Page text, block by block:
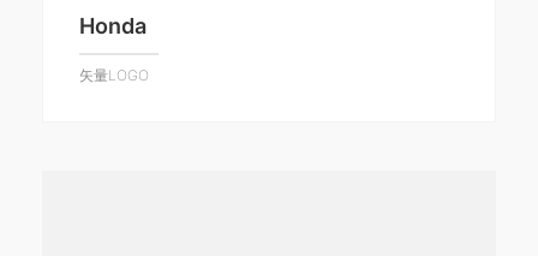
Honda
矢量LOGO